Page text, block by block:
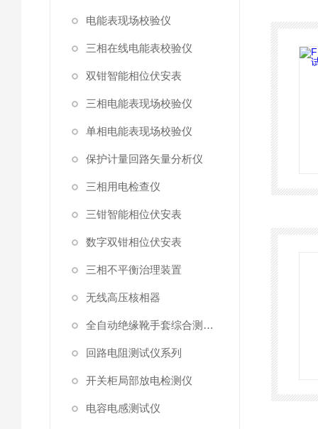
电能表现场校验仪
三相在线电能表校验仪
双钳智能相位伏安表
三相电能表现场校验仪
单相电能表现场校验仪
保护计量回路矢量分析仪
三相用电检查仪
三钳智能相位伏安表
数字双钳相位伏安表
三相不平衡治理装置
无线高压核相器
全自动绝缘靴手套综合测试仪
回路电阻测试仪系列
开关柜局部放电检测仪
电容电感测试仪